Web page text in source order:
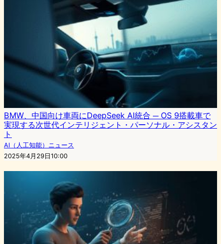
BMW、中国向け車両にDeepSeek AI統合 ─ OS 9搭載車で
実現する次世代インテリジェント・パーソナル・アシスタン
ト
AI（人工知能）ニュース
2025年4月29日10:00